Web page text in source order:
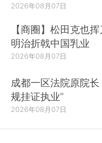
2026年08月07日
【商圈】松田克也
明治折戟中国乳业
2026年08月07日
成都一区法院原院长
规挂证执业”
2026年08月07日